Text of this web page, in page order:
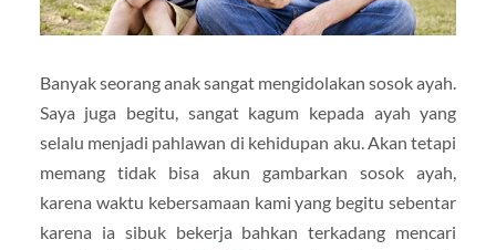
Banyak seorang anak sangat mengidolakan sosok ayah.
Saya juga begitu, sangat kagum kepada ayah yang
selalu menjadi pahlawan di kehidupan aku. Akan tetapi
memang tidak bisa akun gambarkan sosok ayah,
karena waktu kebersamaan kami yang begitu sebentar
karena ia sibuk bekerja bahkan terkadang mencari